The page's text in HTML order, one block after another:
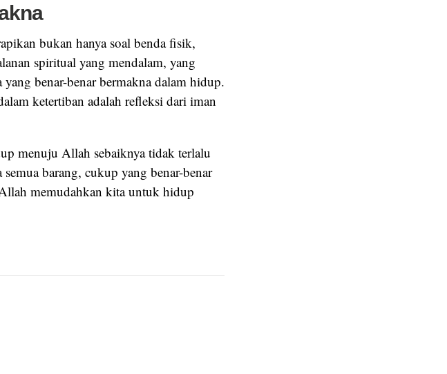
bukan hanya soal benda fisik,
spiritual yang mendalam, yang
benar-benar bermakna dalam hidup.
ketertiban adalah refleksi dari iman
menuju Allah sebaiknya tidak terlalu
barang, cukup yang benar-benar
memudahkan kita untuk hidup